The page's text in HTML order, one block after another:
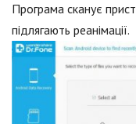
Програма сканує
підлягають реанімації.